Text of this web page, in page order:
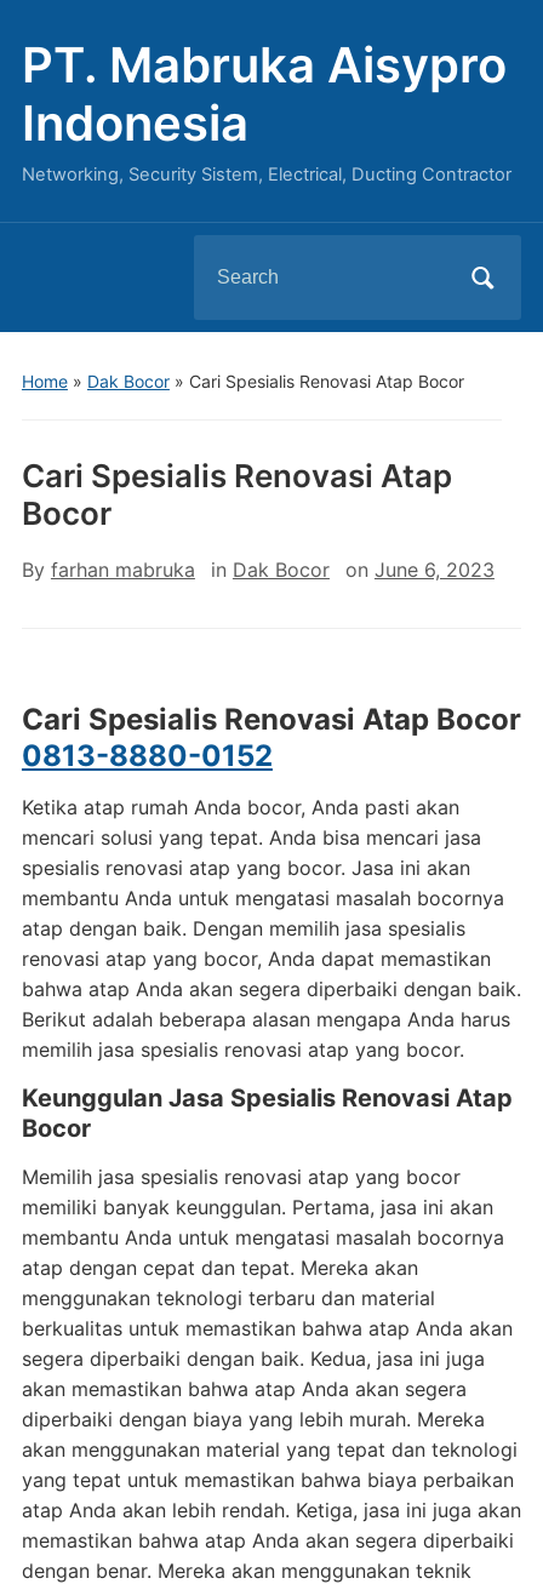
PT. Mabruka Aisypro
Indonesia
Networking, Security Sistem, Electrical, Ducting Contractor
for:
Home» Dak Bocor» Cari Spesialis Renovasi Atap Bocor
Cari Spesialis Renovasi Atap
Bocor
By farhan mabruka in Dak Bocor on June 6, 2023
Cari Spesialis Renovasi Atap Bocor
0813-8880-0152
Ketika atap rumah Anda bocor, Anda pasti akan
mencari solusi yang tepat. Anda bisa mencari jasa
spesialis renovasi atap yang bocor. Jasa ini akan
membantu Anda untuk mengatasi masalah bocornya
atap dengan baik. Dengan memilih jasa spesialis
renovasi atap yang bocor, Anda dapat memastikan
bahwa atap Anda akan segera diperbaiki dengan baik.
Berikut adalah beberapa alasan mengapa Anda harus
memilih jasa spesialis renovasi atap yang bocor.
Keunggulan Jasa Spesialis Renovasi Atap
Bocor
Memilih jasa spesialis renovasi atap yang bocor
memiliki banyak keunggulan. Pertama, jasa ini akan
membantu Anda untuk mengatasi masalah bocornya
atap dengan cepat dan tepat. Mereka akan
menggunakan teknologi terbaru dan material
berkualitas untuk memastikan bahwa atap Anda akan
segera diperbaiki dengan baik. Kedua, jasa ini juga
akan memastikan bahwa atap Anda akan segera
diperbaiki dengan biaya yang lebih murah. Mereka
akan menggunakan material yang tepat dan teknologi
yang tepat untuk memastikan bahwa biaya perbaikan
atap Anda akan lebih rendah. Ketiga, jasa ini juga akan
memastikan bahwa atap Anda akan segera diperbaiki
dengan benar. Mereka akan menggunakan teknik